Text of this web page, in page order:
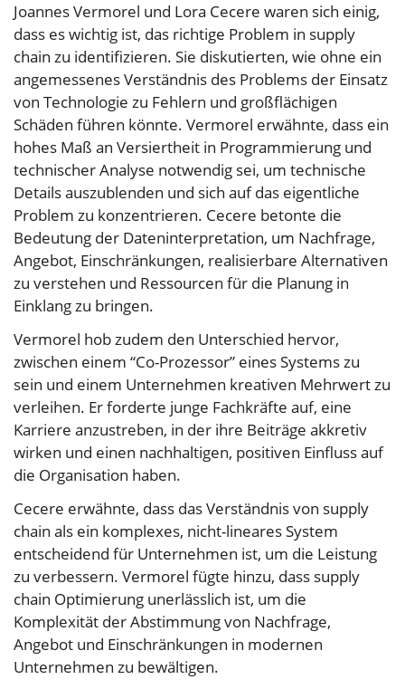
Joannes Vermorel und Lora Cecere waren sich einig,
dass es wichtig ist, das richtige Problem in supply
chain zu identifizieren. Sie diskutierten, wie ohne ein
angemessenes Verständnis des Problems der Einsatz
von Technologie zu Fehlern und großflächigen
Schäden führen könnte. Vermorel erwähnte, dass ein
hohes Maß an Versiertheit in Programmierung und
technischer Analyse notwendig sei, um technische
Details auszublenden und sich auf das eigentliche
Problem zu konzentrieren. Cecere betonte die
Bedeutung der Dateninterpretation, um Nachfrage,
Angebot, Einschränkungen, realisierbare Alternativen
zu verstehen und Ressourcen für die Planung in
Einklang zu bringen.
Vermorel hob zudem den Unterschied hervor,
zwischen einem “Co-Prozessor” eines Systems zu
sein und einem Unternehmen kreativen Mehrwert zu
verleihen. Er forderte junge Fachkräfte auf, eine
Karriere anzustreben, in der ihre Beiträge akkretiv
wirken und einen nachhaltigen, positiven Einfluss auf
die Organisation haben.
Cecere erwähnte, dass das Verständnis von supply
chain als ein komplexes, nicht-lineares System
entscheidend für Unternehmen ist, um die Leistung
zu verbessern. Vermorel fügte hinzu, dass supply
chain Optimierung unerlässlich ist, um die
Komplexität der Abstimmung von Nachfrage,
Angebot und Einschränkungen in modernen
Unternehmen zu bewältigen.